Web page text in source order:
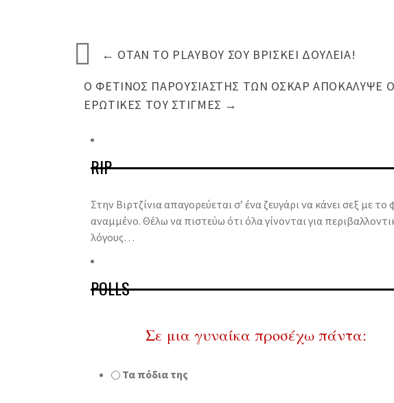
← ΌΤΑΝ ΤΟ PLAYBOY ΣΟΥ ΒΡΊΣΚΕΙ ΔΟΥΛΕΙΆ!
Ο ΦΕΤΙΝΌΣ ΠΑΡΟΥΣΙΑΣΤΉΣ ΤΩΝ ΌΣΚΑΡ ΑΠΟΚΆΛΥΨΕ
ΕΡΩΤΙΚΈΣ ΤΟΥ ΣΤΙΓΜΈΣ →
RIP
Στην Βιρτζίνια απαγορεύεται σ’ ένα ζευγάρι να κάνει σεξ με το
αναμμένο. Θέλω να πιστεύω ότι όλα γίνονται για
λόγους…
POLLS
Σε μια γυναίκα προσέχω πάντα:
Τα πόδια της